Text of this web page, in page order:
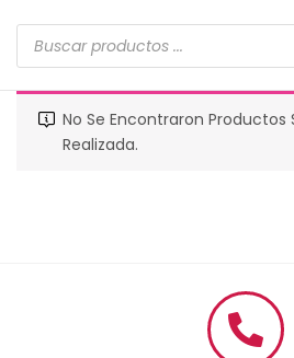
No Se Encontraron Productos
Realizada.